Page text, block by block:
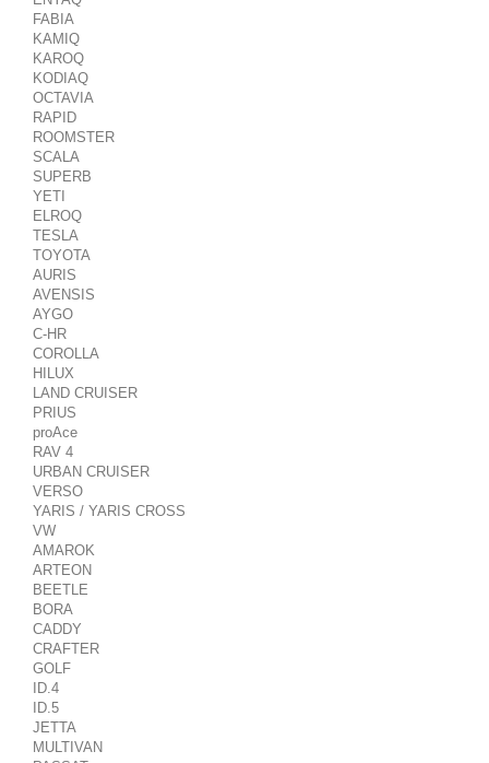
FABIA
KAMIQ
KAROQ
KODIAQ
OCTAVIA
RAPID
ROOMSTER
SCALA
SUPERB
YETI
ELROQ
TESLA
TOYOTA
AURIS
AVENSIS
AYGO
C-HR
COROLLA
HILUX
LAND CRUISER
PRIUS
proAce
RAV 4
URBAN CRUISER
VERSO
YARIS / YARIS CROSS
VW
AMAROK
ARTEON
BEETLE
BORA
CADDY
CRAFTER
GOLF
ID.4
ID.5
JETTA
MULTIVAN